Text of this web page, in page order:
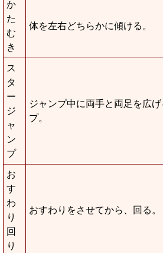
か
た
む
き
体を左右どちらかに傾ける。
ス
タ
ー
ジ
ャ
ン
プ
ジャンプ中に両手と両足を広
プ。
お
す
わ
り
回
り
おすわりをさせてから、回る。